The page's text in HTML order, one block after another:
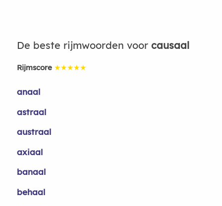
De beste rijmwoorden voor causaal
Rijmscore ★★★★★
anaal
astraal
austraal
axiaal
banaal
behaal